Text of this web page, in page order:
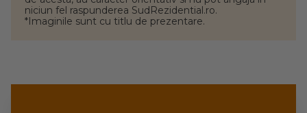
niciun fel raspunderea SudRezidential.ro.
*Imaginile sunt cu titlu de prezentare.